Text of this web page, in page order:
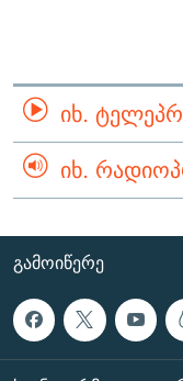
ᲘᲮ.
ᲘᲮ.
ᲒᲐᲛᲝᲘᲬᲔᲠᲔ